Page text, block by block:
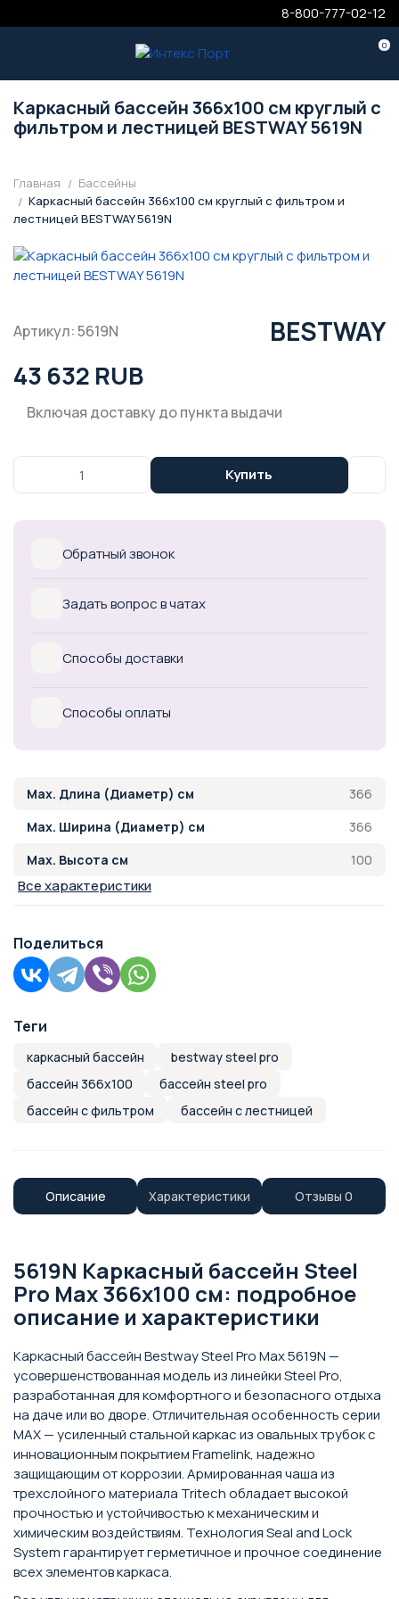
8-800-777-02-12
0
Каркасный бассейн 366х100 см круглый с
фильтром и лестницей BESTWAY 5619N
Главная
Бассейны
Каркасный бассейн 366х100 см круглый с фильтром и
лестницей BESTWAY 5619N
Артикул: 5619N BESTWAY
43 632 RUB
Включая доставку до пункта выдачи
Купить
Обратный звонок
Задать вопрос в чатах
Способы доставки
Способы оплаты
Max. Длина (Диаметр) см
366
Max. Ширина (Диаметр) см
366
Max. Высота см
100
Все характеристики
Поделиться
Теги
каркасный бассейн
bestway steel pro
бассейн 366х100
бассейн steel pro
бассейн с фильтром
бассейн с лестницей
Описание Характеристики Отзывы 0
5619N Каркасный бассейн Steel
Pro Max 366х100 см: подробное
описание и характеристики
Каркасный бассейн Bestway Steel Pro Max 5619N —
усовершенствованная модель из линейки Steel Pro,
разработанная для комфортного и безопасного отдыха
на даче или во дворе. Отличительная особенность серии
MAX — усиленный стальной каркас из овальных трубок с
инновационным покрытием Framelink, надежно
защищающим от коррозии. Армированная чаша из
трехслойного материала Tritech обладает высокой
прочностью и устойчивостью к механическим и
химическим воздействиям. Технология Seal and Lock
System гарантирует герметичное и прочное соединение
всех элементов каркаса.